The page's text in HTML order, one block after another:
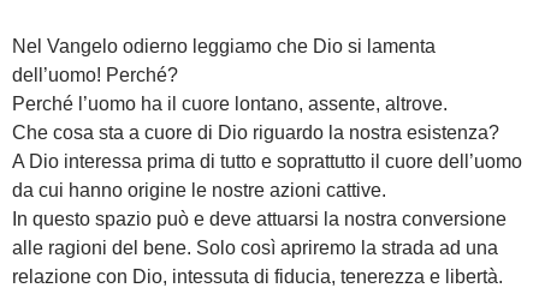
Nel Vangelo odierno leggiamo che Dio si lamenta
dell’uomo! Perché?
Perché l’uomo ha il cuore lontano, assente, altrove.
Che cosa sta a cuore di Dio riguardo la nostra esistenza?
A Dio interessa prima di tutto e soprattutto il cuore dell’uomo
da cui hanno origine le nostre azioni cattive.
In questo spazio può e deve attuarsi la nostra conversione
alle ragioni del bene. Solo così apriremo la strada ad una
relazione con Dio, intessuta di fiducia, tenerezza e libertà.